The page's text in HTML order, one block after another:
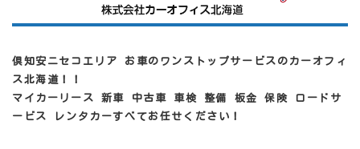
倶知安ニセコエリア お車のワンストップサービスのカーオフィ
ス北海道！！
マイカーリース 新車 中古車 車検 整備 板金 保険 ロードサ
ービス レンタカーすべてお任せください！